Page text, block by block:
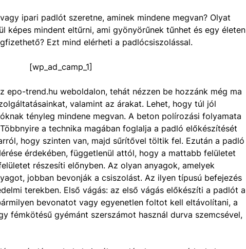
ipari padlót szeretne, aminek mindene megvan? Olyat
képes mindent eltűrni, ami gyönyörűnek tűnhet és egy életen
Ezt mind elérheti a padlócsiszolással.
[wp_ad_camp_1]
epo-trend.hu weboldalon, tehát nézzen be hozzánk még ma
valamint az árakat. Lehet, hogy túl jól
tényleg mindene megvan. A beton polírozási folyamata
a technika magában foglalja a padló előkészítését
hogy szinten van, majd sűrítővel töltik fel. Ezután a padló
érdekében, függetlenül attól, hogy a mattabb felületet
részesíti előnyben. Az olyan anyagok, amelyek
jobban bevonják a csiszolást. Az ilyen típusú befejezés
terekben. Első vágás: az első vágás előkészíti a padlót a
bevonatot vagy egyenetlen foltot kell eltávolítani, a
fémkötésű gyémánt szerszámot használ durva szemcsével,